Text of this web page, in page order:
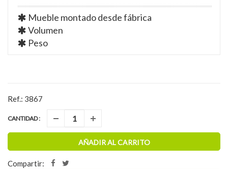
Mueble montado desde fábrica
Volumen
Peso
Ref.: 3867
CANTIDAD :
AÑADIR AL CARRITO
Compartir: